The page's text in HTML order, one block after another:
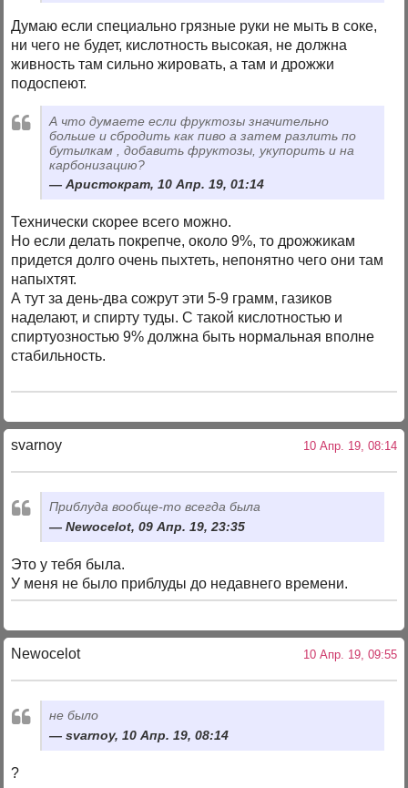
Думаю если специально грязные руки не мыть в соке,
ни чего не будет, кислотность высокая, не должна
живность там сильно жировать, а там и дрожжи
подоспеют.
А что думаете если фруктозы значительно
больше и сбродить как пиво а затем разлить по
бутылкам , добавить фруктозы, укупорить и на
карбонизацию?
Аристократ, 10 Апр. 19, 01:14
Технически скорее всего можно.
Но если делать покрепче, около 9%, то дрожжикам
придется долго очень пыхтеть, непонятно чего они там
напыхтят.
А тут за день-два сожрут эти 5-9 грамм, газиков
наделают, и спирту туды. С такой кислотностью и
спиртуозностью 9% должна быть нормальная вполне
стабильность.
svarnoy 10 Апр. 19, 08:14
Приблуда вообще-то всегда была
Newocelot, 09 Апр. 19, 23:35
Это у тебя была.
У меня не было приблуды до недавнего времени.
Newocelot 10 Апр. 19, 09:55
не было
svarnoy, 10 Апр. 19, 08:14
?